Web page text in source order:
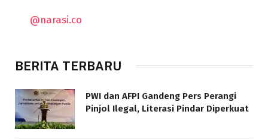
@narasi.co
BERITA TERBARU
PWI dan AFPI Gandeng Pers Perangi
Pinjol Ilegal, Literasi Pindar Diperkuat